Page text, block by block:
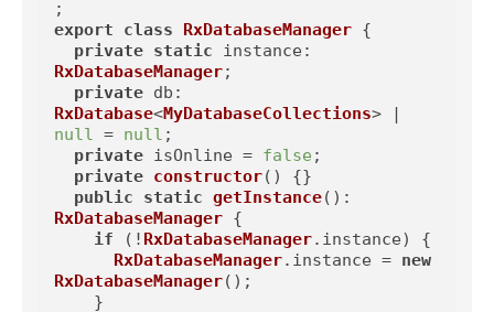
export
class RxDatabaseManager {
private static instance
RxDatabaseManager;
private db
RxDatabase<MyDatabaseCollections
null = null ;
private isOnline = false ;
private constructor( ) {}
public
static getInstance
RxDatabaseManager {
if (! RxDatabaseManager. instance) {
RxDatabaseManager. instance = new
RxDatabaseManager();